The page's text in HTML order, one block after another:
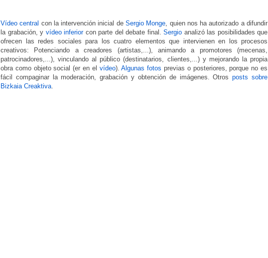
Vídeo central con la intervención inicial deSergio Monge, quien nos ha autorizado a difundir
la grabación, y vídeo inferiorcon parte del debate final. Sergio analizó las posibilidades que
ofrecen las redes sociales para los cuatro elementos que intervienen en los procesos
creativos: Potenciando a creadores (artistas,...), animando a promotores (mecenas,
patrocinadores,...), vinculando al público (destinatarios, clientes,...) y mejorando la propia
obra como objeto social (er en el vídeo).Algunas fotos previas o posteriores, porque no es
fácil compaginar la moderación, grabación y obtención de imágenes. Otrosposts sobre
Bizkaia Creaktiva.